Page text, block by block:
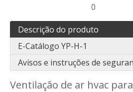
0
Descrição do produto
E-Catálogo YP-H-1
Avisos e instruções de
Ventilação de ar hvac